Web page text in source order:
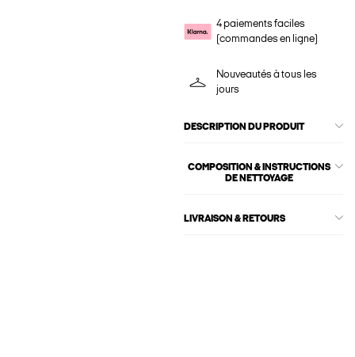
4 paiements faciles
(commandes en ligne)
Nouveautés à tous les
jours
DESCRIPTION DU PRODUIT
COMPOSITION & INSTRUCTIONS
DE NETTOYAGE
LIVRAISON & RETOURS